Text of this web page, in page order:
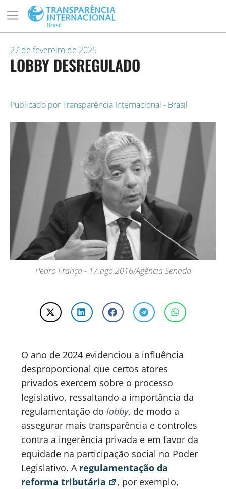
27 de fevereiro de 2025
LOBBY DESREGULADO
Publicado porTransparência Internacional - Brasil
Pedro França - 17.ago.2016/Agência Senado
O ano de 2024 evidenciou a influência
desproporcional que certos atores
privados exercem sobre o processo
legislativo, ressaltando a importância da
regulamentação do lobby, de modo a
assegurar mais transparência e controles
contra a ingerência privada e em favor da
equidade na participação social no Poder
Legislativo. A regulamentação da
reforma tributária
, por exemplo,